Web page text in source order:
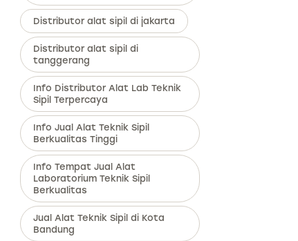
Distributor alat sipil di jakarta
Distributor alat sipil di
tanggerang
Info Distributor Alat Lab Teknik
Sipil Terpercaya
Info Jual Alat Teknik Sipil
Berkualitas Tinggi
Info Tempat Jual Alat
Laboratorium Teknik Sipil
Berkualitas
Jual Alat Teknik Sipil di Kota
Bandung